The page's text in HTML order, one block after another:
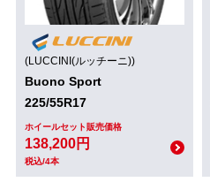
(LUCCINI(ルッチーニ))
Buono Sport
225/55R17
ホイールセット販売価格
138,200円
税込/4本